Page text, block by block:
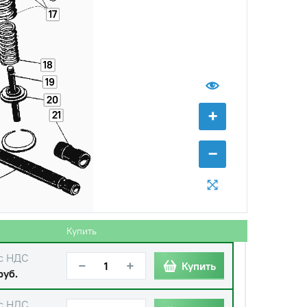
+
−
17
18
19
20
21
Купить
НДС
НДС
НДС
Купить
НДС
− Купить
НДС
− + Купить
НДС